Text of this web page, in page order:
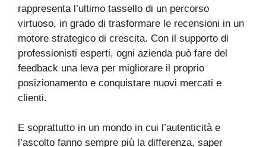
rappresenta l’ultimo tassello di un percorso
virtuoso, in grado di trasformare le recensioni in un
motore strategico di crescita. Con il supporto di
professionisti esperti, ogni azienda può fare del
feedback una leva per migliorare il proprio
posizionamento e conquistare nuovi mercati e
clienti.
E soprattutto in un mondo in cui l’autenticità e
l’ascolto fanno sempre più la differenza, saper